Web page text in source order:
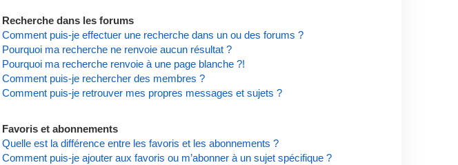
Recherche dans les forums
Comment puis-je effectuer une recherche dans un ou des forums ?
Pourquoi ma recherche ne renvoie aucun résultat ?
Pourquoi ma recherche renvoie à une page blanche ?!
Comment puis-je rechercher des membres ?
Comment puis-je retrouver mes propres messages et sujets ?
Favoris et abonnements
Quelle est la différence entre les favoris et les abonnements ?
Comment puis-je ajouter aux favoris ou m’abonner à un sujet spécifique ?